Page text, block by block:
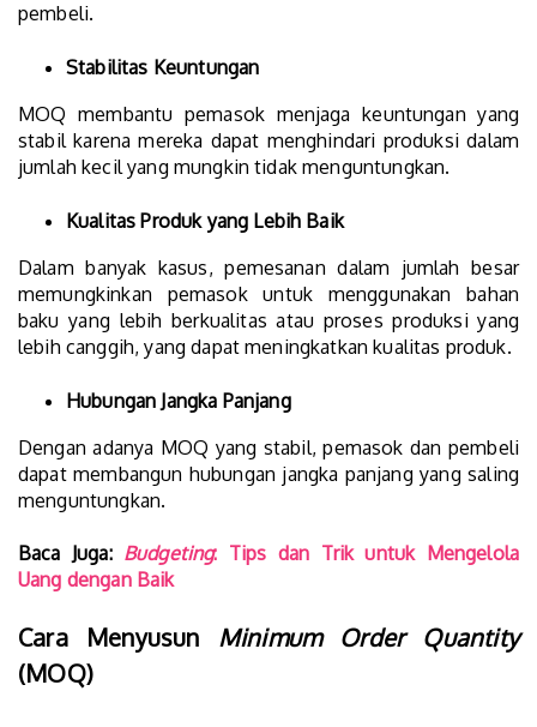
pembeli.
Stabilitas Keuntungan
MOQ membantu pemasok menjaga keuntungan yang
stabil karena mereka dapat menghindari produksi dalam
jumlah kecil yang mungkin tidak menguntungkan.
Kualitas Produk yang Lebih Baik
Dalam banyak kasus, pemesanan dalam jumlah besar
memungkinkan pemasok untuk menggunakan bahan
baku yang lebih berkualitas atau proses produksi yang
lebih canggih, yang dapat meningkatkan kualitas produk.
Hubungan Jangka Panjang
Dengan adanya MOQ yang stabil, pemasok dan pembeli
dapat membangun hubungan jangka panjang yang saling
menguntungkan.
Baca Juga: Budgeting: Tips dan Trik untuk Mengelola
Uang dengan Baik
Cara Menyusun Minimum Order Quantity
(MOQ)